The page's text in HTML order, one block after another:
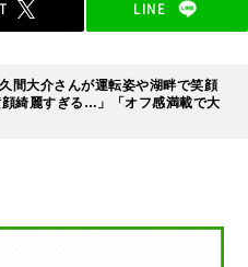
LINE
間大介さんが運転姿や湖畔で笑顔
綺麗すぎる…」「オフ感満載で大